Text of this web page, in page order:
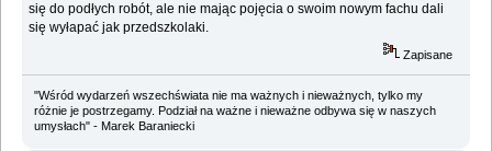
się do podłych robót, ale nie mając pojęcia o swoim nowym fachu dali
się wyłapać jak przedszkolaki.
Zapisane
"Wśród wydarzeń wszechświata nie ma ważnych i nieważnych, tylko my
różnie je postrzegamy. Podział na ważne i nieważne odbywa się w naszych
umysłach" - Marek Baraniecki